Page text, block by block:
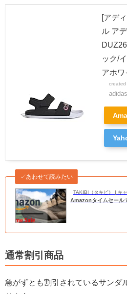
[アデ
ル ア
ック/
アホ
created
TAKIBI（タキビ） | キ
✓あわせて読みたい
Amazonタイムセール
通常割引商品
急がずとも割引されているサンダ